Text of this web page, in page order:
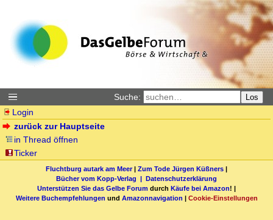
Suche: Los
Login
zurück zur Hauptseite
in Thread öffnen
Ticker
Fluchtburg autark am Meer| Zum Tode Jürgen Küßners |
Bücher vom Kopp-Verlag | Datenschutzerklärung
Unterstützen Sie das Gelbe Forum durch Käufe bei Amazon! |
Weitere Buchempfehlungen und Amazonnavigation | Cookie-Einstellungen